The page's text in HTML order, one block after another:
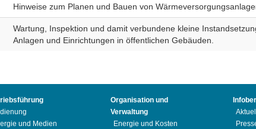
Hinweise zum Planen und Bauen von
Wartung, Inspektion und damit verbundene kleine
Anlagen und Einrichtungen in öffentlichen Gebäuden.
und Medien
Organisation und
Verwaltung
Energie und Kosten